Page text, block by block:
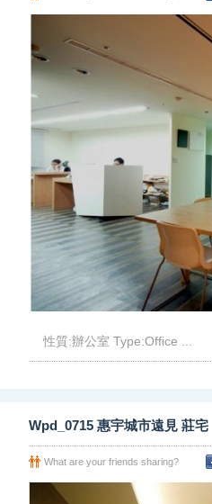
性質:辦公室 Type:Office ...
Wpd_0715 惠宇城市遠見 莊宅
What are your friends sharing?